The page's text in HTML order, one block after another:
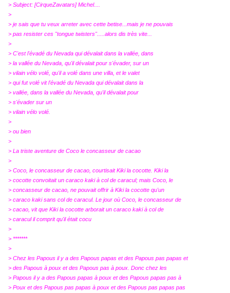
> Subject: [CirqueZavatars] Michel....
>
> je sais que tu veux arreter avec cette betise...mais je ne pouvais
> pas resister ces "tongue twisters".....alors dis très vite...
>
> C'est l'évadé du Nevada qui dévalait dans la vallée, dans
> la vallée du Nevada, qu'il dévalait pour s'évader, sur un
> vilain vélo volé, qu'il a volé dans une villa, et le valet
> qui fut volé vit l'évadé du Nevada qui dévalait dans la
> vallée, dans la vallée du Nevada, qu'il dévalait pour
> s'évader sur un
> vilain vélo volé.
>
> ou bien
>
> La triste aventure de Coco le concasseur de cacao
>
> Coco, le concasseur de cacao, courtisait Kiki la cocotte. Kiki la
> cocotte convoitait un caraco kaki à col de caracul; mais Coco, le
> concasseur de cacao, ne pouvait offrir à Kiki la cocotte qu'un
> caraco kaki sans col de caracul. Le jour où Coco, le concasseur de
> cacao, vit que Kiki la cocotte arborait un caraco kaki à col de
> caracul il comprit qu'il était cocu
>
> *******
>
> Chez les Papous il y a des Papous papas et des Papous pas papas et
> des Papous à poux et des Papous pas à poux. Donc chez les
> Papous il y a des Papous papas à poux et des Papous papas pas à
> Poux et des Papous pas papas à poux et des Papous pas papas pas